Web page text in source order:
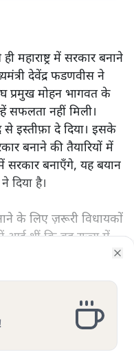
में सरकार बनाने
देवेंद्र फडणवीस ने
प्रमुख मोहन भागवत के
सफलता नहीं मिली।
इस्तीफ़ा दे दिया। इसके
बनाने की तैयारियों में
बनाएँगे, यह बयान
दिया है।
के लिए ज़रूरी विधायकों
थीं कि वह राज्य में
प्रदेश अध्यक्ष
में बीजेपी ही सरकार